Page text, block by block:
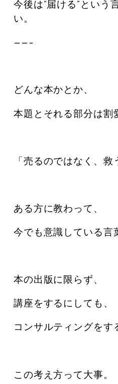
今後は”届ける”という
い。
——–
どんな本かとか、
本題とそれる部分は割
「売るのではなく、救
ある方に教わって、
今でも意識している言
本の出版に限らず、
講座をするにしても、
コンサルティングをす
この考え方って大事。